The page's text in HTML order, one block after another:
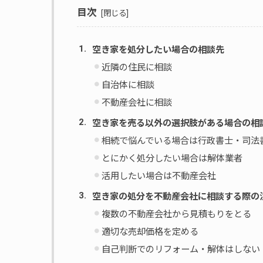
目次
空き家を処分したい場合の相談先
近隣の住民に相談
自治体に相談
不動産会社に相談
空き家を売る以外の選択肢がある場合の相
相続で悩んでいる場合は行政書士・司法
とにかく処分したい場合は解体業者
活用したい場合は不動産会社
空き家の処分を不動産会社に相談する際の
複数の不動産会社から見積もりをとる
適切な売却価格を定める
自己判断でのリフォーム・解体はしない